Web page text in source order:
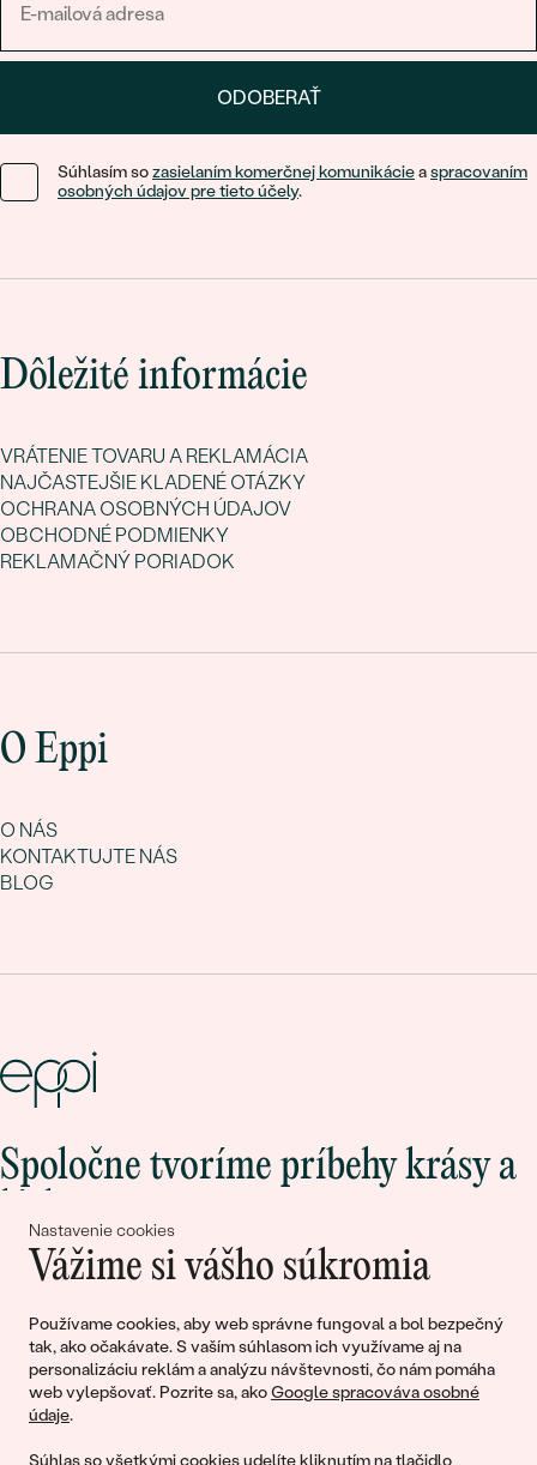
Nastavenie cookies
Vážime si vášho súkromia
Používame cookies, aby web správne fungoval a bol bezpečný
tak, ako očakávate. S vaším súhlasom ich využívame aj na
personalizáciu reklám a analýzu návštevnosti, čo nám pomáha
web vylepšovať. Pozrite sa, akoGoogle spracováva osobné
údaje.
Súhlas so všetkými cookies udelíte kliknutím na tlačidlo
ODOBERAŤ
Súhlasím sozasielaním komerčnej komunikácieaspracovaním
osobných údajov pre tieto účely.
Dôležité informácie
VRÁTENIE TOVARU A REKLAMÁCIA
NAJČASTEJŠIE KLADENÉ OTÁZKY
OCHRANA OSOBNÝCH ÚDAJOV
OBCHODNÉ PODMIENKY
REKLAMAČNÝ PORIADOK
O Eppi
O NÁS
KONTAKTUJTE NÁS
BLOG
Spoločne tvoríme príbehy krásy a
Pripojte sa k nám!